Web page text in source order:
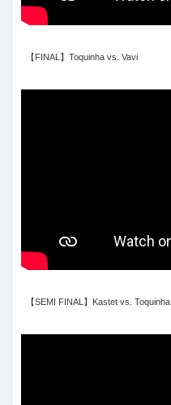
【FINAL】Toquinha vs. Vavi
【SEMI FINAL】Kastet vs. Toquinha